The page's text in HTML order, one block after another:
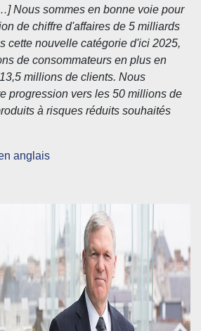
Nous sommes en bonne voie pour
de chiffre d'affaires de 5 milliards
cette nouvelle catégorie d'ici 2025,
de consommateurs en plus en
millions de clients. Nous
progression vers les 50 millions de
à risques réduits souhaités
anglais